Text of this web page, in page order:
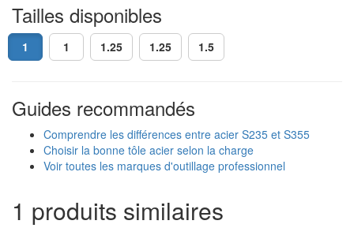
Tailles disponibles
1 1 1.25 1.25 1.5
Guides recommandés
Comprendre les différences entre acier S235 et S355
Choisir la bonne tôle acier selon la charge
Voir toutes les marques d'outillage professionnel
1 produits similaires